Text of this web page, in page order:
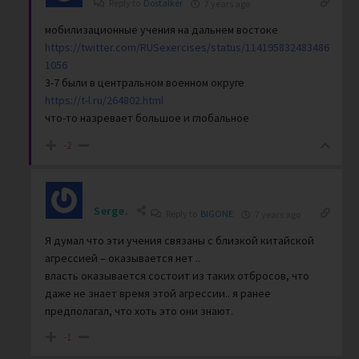
Dostalker
мобилизационные учения на дальнем востоке
https://twitter.com/RUSexercises/status/114195832483486
1056
3-7 были в центральном военном округе
https://t-l.ru/264802.html
что-то назревает большое и глобальное
-2
Serge. BIGONE
Я думал что эти учения связаны с близкой китайской
агрессией – оказывается нет ..
власть оказывается состоит из таких отбросов, что
даже не знает время этой агрессии.. я ранее
предполагал, что хоть это они знают.
-1